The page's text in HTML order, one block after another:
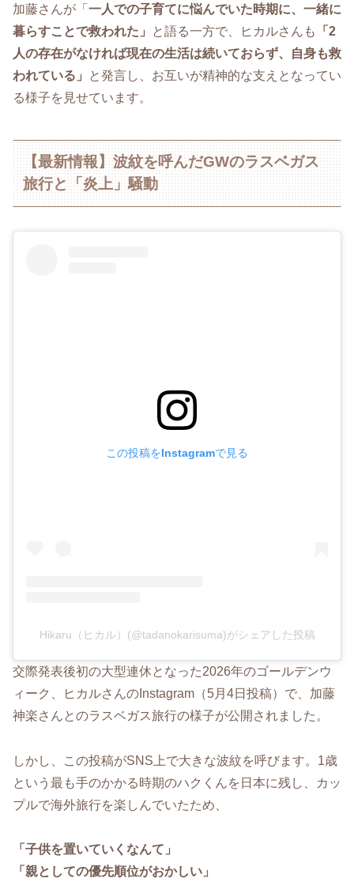
加藤さんが「 一人での子育てに悩んでいた時期に、一緒に
暮らすことで救われた」
と語る一方で、ヒカルさんも
「2
人の存在がなければ現在の生活は続いておらず、自身も救
われている」
と発言し、お互いが精神的な支えとなってい
る様子を見せています。
【最新情報】波紋を呼んだGWのラスベガス
旅行と「炎上」騒動
この投稿をInstagramで見る
Hikaru（ヒカル）(@tadanokarisuma)がシェアした投稿
交際発表後初の大型連休となった2026年のゴールデンウ
ィーク、ヒカルさんのInstagram（5月4日投稿）で、加藤
神楽さんとのラスベガス旅行の様子が公開されました。
しかし、この投稿がSNS上で大きな波紋を呼びます。1歳
という最も手のかかる時期のハクくんを日本に残し、カッ
プルで海外旅行を楽しんでいたため、
「子供を置いていくなんて」
「親としての優先順位がおかしい」